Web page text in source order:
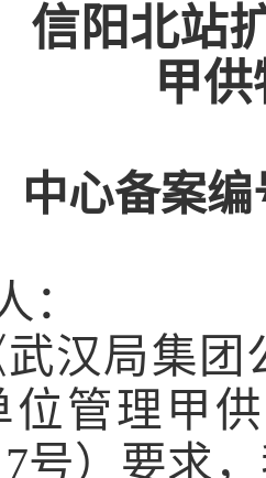
信阳北站
甲
中心备案编
：
武汉局集
位管理甲
号） 要求